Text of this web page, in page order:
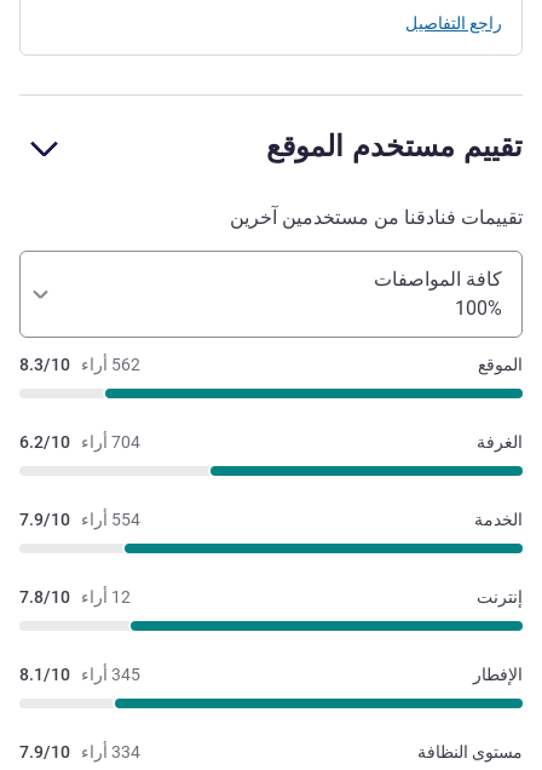
راجع التفاصيل
تقييم مستخدم الموقع
تقييمات فنادقنا من مستخدمين آخرين
كافة المواصفات
100%
562 أراء 8.3/10 الموقع
704 أراء 6.2/10 الغرفة
554 أراء 7.9/10 الخدمة
12 أراء 7.8/10 إنترنت
345 أراء 8.1/10 الإفطار
334 أراء 7.9/10 مستوى النظافة